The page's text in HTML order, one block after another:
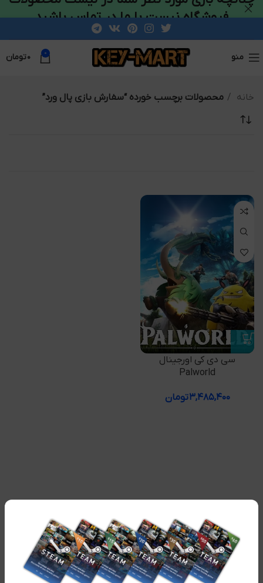
منو 0 ۰تومان
خانه محصولات برچسب خورده “سفارش بازی پال ورد”
سی دی کی اورجینال
Palworld
۳,۴۸۵,۴۰۰تومان
فروشگاه نیست با ما در تماس باشید